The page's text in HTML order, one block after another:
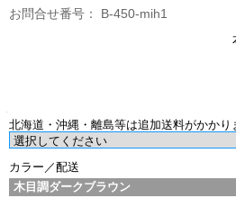
B-450-mih1
北海道・沖縄・離島等は追加送料がかかり
カラー／配送
木目調ダークブラウン